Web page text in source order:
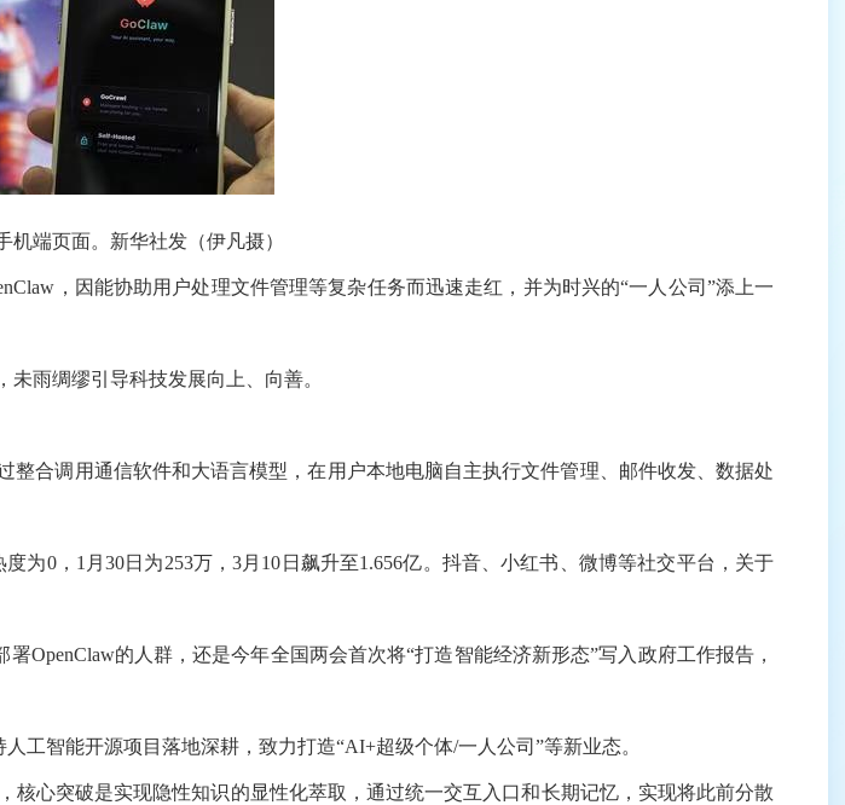
机端页面。新华社发（伊凡摄）
，因能协助用户处理文件管理等复杂任务而迅速走红，并为时兴的“一人公司”添上一
雨绸缪引导科技发展向上、向善。
合调用通信软件和大语言模型，在用户本地电脑自主执行文件管理、邮件收发、数据处
0，1月30日为253万，3月10日飙升至1.656亿。抖音、小红书、微博等社交平台，关于
的人群，还是今年全国两会首次将“打造智能经济新形态”写入政府工作报告，
智能开源项目落地深耕，致力打造“AI+超级个体/一人公司”等新业态。
心突破是实现隐性知识的显性化萃取，通过统一交互入口和长期记忆，实现将此前分散